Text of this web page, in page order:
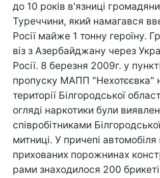
до 10 років в'язниці
Туреччини, який намагався
Росії майже 1 тонну героїну.
віз з Азербайджану через
Росії. 8 березня 2009г. у
пропуску МАПП "Нехотєєвка"
території Білгородської
огляді наркотики були
співробітниками
митниці. У причепі автомобіля
прихованих порожнинах
рами знаходилося 200